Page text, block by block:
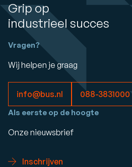
Grip op
industrieel succes
Vragen?
Wij helpen je graag
info@bus.nl 088-3831000
Als eerste op de hoogte
Onze nieuwsbrief
Inschrijven